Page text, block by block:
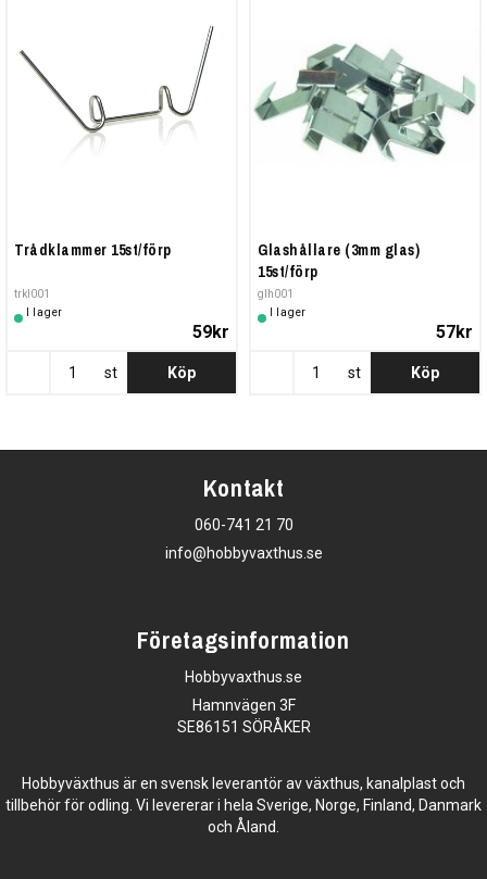
Trådklammer 15st/förp
trkl001
I lager
59kr
st Köp
Glashållare (3mm glas)
15st/förp
glh001
I lager
57kr
st Köp
Kontakt
060-741 21 70
info@hobbyvaxthus.se
Företagsinformation
Hobbyvaxthus.se
Hamnvägen 3F
SE86151 SÖRÅKER
Hobbyväxthus är en svensk leverantör av växthus, kanalplast och
tillbehör för odling. Vi levererar i hela Sverige, Norge, Finland, Danmark
och Åland.